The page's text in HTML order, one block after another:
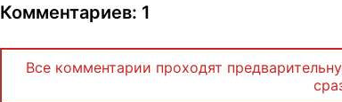
Комментариев: 1
Все комментарии проходят